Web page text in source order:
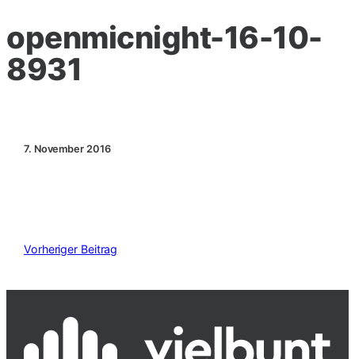
openmicnight-16-10-
8931
7. November 2016
Vorheriger Beitrag